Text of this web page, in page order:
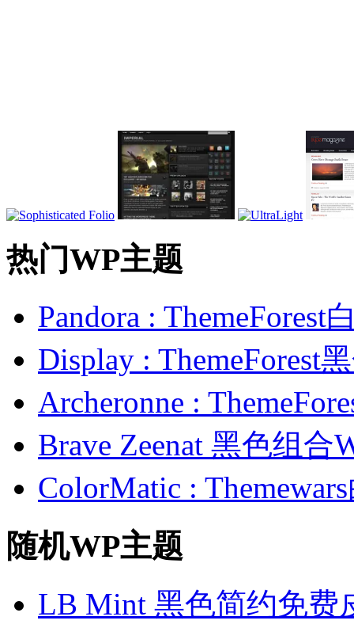
热门WP主题
Pandora : ThemeForest
Display : ThemeForest
Archeronne :
Brave Zeenat 黑色组合
ColorMatic :
随机WP主题
LB Mint 黑色简约免费